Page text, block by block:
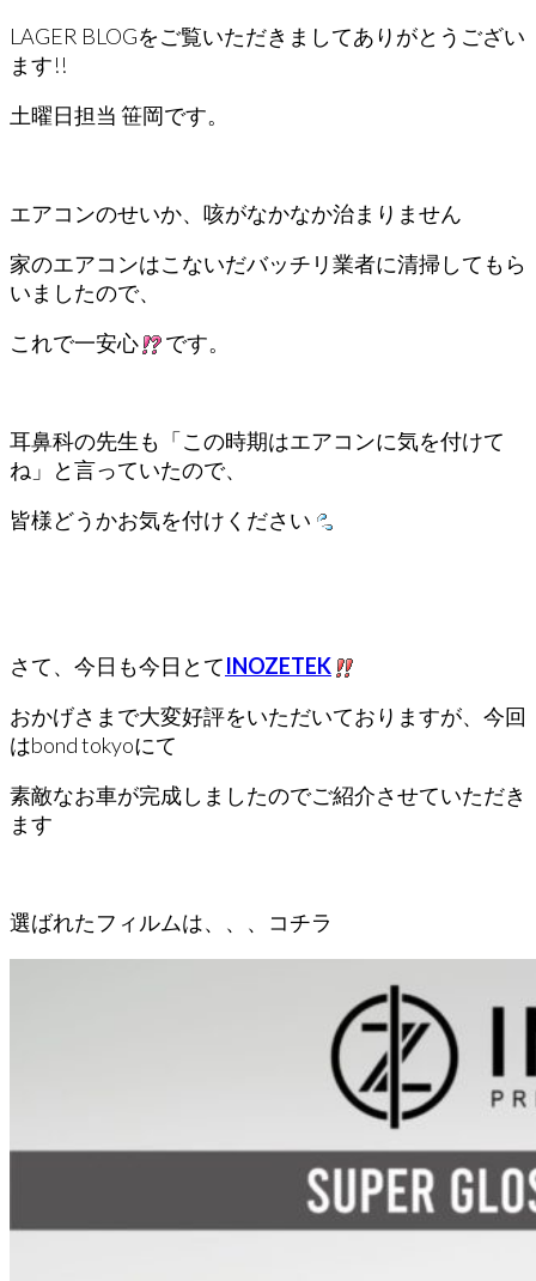
LAGER BLOGをご覧いただきましてありがとうござい
ます!!
土曜日担当 笹岡です。
エアコンのせいか、咳がなかなか治まりません
家のエアコンはこないだバッチリ業者に清掃してもら
いましたので、
これで一安心
です。
耳鼻科の先生も「この時期はエアコンに気を付けて
ね」と言っていたので、
皆様どうかお気を付けください
さて、今日も今日とてINOZETEK
おかげさまで大変好評をいただいておりますが、今回
はbond tokyoにて
素敵なお車が完成しましたのでご紹介させていただき
ます
選ばれたフィルムは、、、コチラ